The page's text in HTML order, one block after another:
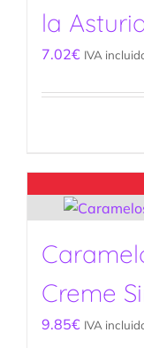
la
7.02€ IVA
Creme
9.85€ IVA